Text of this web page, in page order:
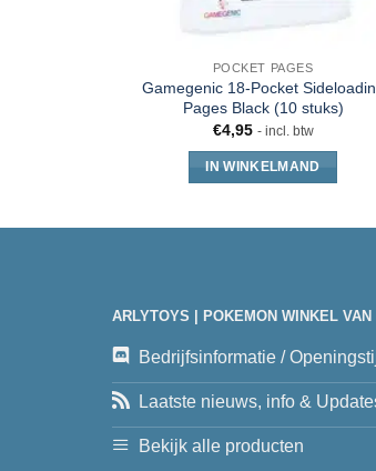
POCKET PAGES
Gamegenic 18-Pocket
Pages Black (10 stuks)
€4,95 - incl. btw
IN WINKELMAND
ARLYTOYS | POKEMON WINKEL
Bedrijfsinformatie /
Laatste nieuws, info &
Bekijk alle producten